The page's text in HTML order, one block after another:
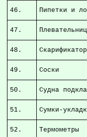
46.
47.
48.
49.
50.
51. Сумки-
52.